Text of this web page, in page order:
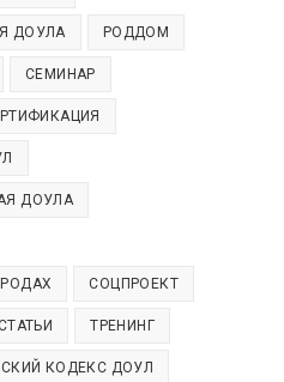
ДОУЛА РОДДОМ
СЕМИНАР
ДОУЛА
СОЦПРОЕКТ
ТРЕНИНГ
КОДЕКС ДОУЛ